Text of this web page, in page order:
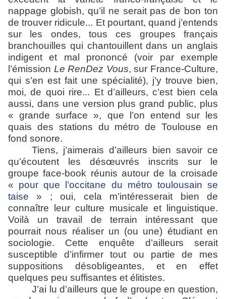
nappage globish, qu’il ne serait pas de bon ton
de trouver ridicule... Et pourtant, quand j’entends
sur les ondes, tous ces groupes français
branchouilles qui chantouillent dans un anglais
indigent et mal prononcé (voir par exemple
l’émission Le RenDez Vous, sur France-Culture,
qui s’en est fait une spécialité), j’y trouve bien,
moi, de quoi rire... Et d’ailleurs, c’est bien cela
aussi, dans une version plus grand public, plus
« grande surface », que l’on entend sur les
quais des stations du métro de Toulouse en
fond sonore.
Tiens, j’aimerais d’ailleurs bien savoir ce
qu’écoutent les désœuvrés inscrits sur le
groupe face-book réunis autour de la croisade
« pour que l’occitane du métro toulousain se
taise » ; oui, cela m’intéresserait bien de
connaître leur culture musicale et linguistique.
Voilà un travail de terrain intéressant que
pourrait nous réaliser un (ou une) étudiant en
sociologie. Cette enquête d’ailleurs serait
susceptible d’infirmer tout ou partie de mes
suppositions désobligeantes, et en effet
quelques peu suffisantes et élitistes.
J’ai lu d’ailleurs que le groupe en question,